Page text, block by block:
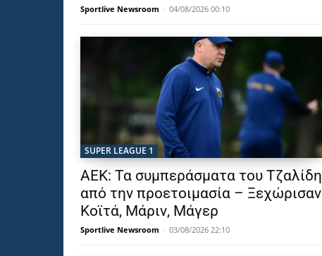
Sportlive Newsroom - 04/08/2026 00:10
SUPER LEAGUE 1
ΑΕΚ: Τα συμπεράσματα του Τζαλίδη
από την προετοιμασία – Ξεχώρισαν
Κοϊτά, Μάριν, Μάγερ
Sportlive Newsroom - 03/08/2026 22:10